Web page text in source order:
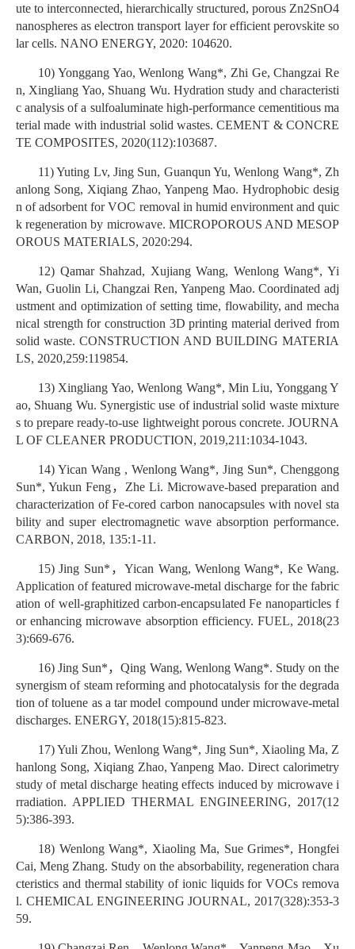
ute to interconnected, hierarchically structured, porous Zn2SnO4
nanospheres as electron transport layer for efficient perovskite so
lar cells. NANO ENERGY, 2020: 104620.
10) Yonggang Yao, Wenlong Wang*, Zhi Ge, Changzai Re
n, Xingliang Yao, Shuang Wu. Hydration study and characteristi
c analysis of a sulfoaluminate high-performance cementitious ma
terial made with industrial solid wastes. CEMENT & CONCRE
TE COMPOSITES, 2020(112):103687.
11) Yuting Lv, Jing Sun, Guanqun Yu, Wenlong Wang*, Zh
anlong Song, Xiqiang Zhao, Yanpeng Mao. Hydrophobic desig
n of adsorbent for VOC removal in humid environment and quic
k regeneration by microwave. MICROPOROUS AND MESOP
OROUS MATERIALS, 2020:294.
12) Qamar Shahzad, Xujiang Wang, Wenlong Wang*, Yi
Wan, Guolin Li, Changzai Ren, Yanpeng Mao. Coordinated adj
ustment and optimization of setting time, flowability, and mecha
nical strength for construction 3D printing material derived from
solid waste. CONSTRUCTION AND BUILDING MATERIA
LS, 2020,259:119854.
13) Xingliang Yao, Wenlong Wang*, Min Liu, Yonggang Y
ao, Shuang Wu. Synergistic use of industrial solid waste mixture
s to prepare ready-to-use lightweight porous concrete. JOURNA
L OF CLEANER PRODUCTION, 2019,211:1034-1043.
14) Yican Wang , Wenlong Wang*, Jing Sun*, Chenggong
Sun*, Yukun Feng，Zhe Li. Microwave-based preparation and
characterization of Fe-cored carbon nanocapsules with novel sta
bility and super electromagnetic wave absorption performance.
CARBON, 2018, 135:1-11.
15) Jing Sun*，Yican Wang, Wenlong Wang*, Ke Wang.
Application of featured microwave-metal discharge for the fabric
ation of well-graphitized carbon-encapsulated Fe nanoparticles f
or enhancing microwave absorption efficiency. FUEL, 2018(23
3):669-676.
16) Jing Sun*，Qing Wang, Wenlong Wang*. Study on the
synergism of steam reforming and photocatalysis for the degrada
tion of toluene as a tar model compound under microwave-metal
discharges. ENERGY, 2018(15):815-823.
17) Yuli Zhou, Wenlong Wang*, Jing Sun*, Xiaoling Ma, Z
hanlong Song, Xiqiang Zhao, Yanpeng Mao. Direct calorimetry
study of metal discharge heating effects induced by microwave i
rradiation. APPLIED THERMAL ENGINEERING, 2017(12
5):386-393.
18) Wenlong Wang*, Xiaoling Ma, Sue Grimes*, Hongfei
Cai, Meng Zhang. Study on the absorbability, regeneration chara
cteristics and thermal stability of ionic liquids for VOCs remova
l. CHEMICAL ENGINEERING JOURNAL, 2017(328):353-3
59.